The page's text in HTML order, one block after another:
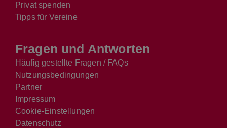
Privat spenden
Tipps für Vereine
Fragen und Antworten
Häufig gestellte Fragen / FAQs
Nutzungsbedingungen
Partner
Impressum
Cookie-Einstellungen
Datenschutz